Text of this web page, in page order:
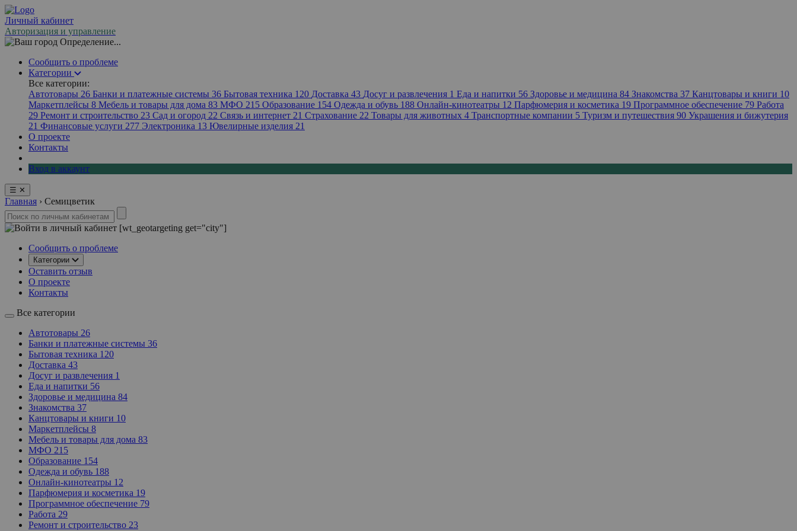
Личный кабинет
Авторизация и управление
Определение...
Сообщить о проблеме
Категории
Все категории:
Автотовары 26 Банки и платежные системы 36 Бытовая техника 120 Доставка 43 Досуг и развлечения 1 Еда и напитки 56 Здоровье и медицина 84 Знакомства 37 Канцтовары и книги 10
Маркетплейсы 8 Мебель и товары для дома 83 МФО 215 Образование 154 Одежда и обувь 188 Онлайн-кинотеатры 12 Парфюмерия и косметика 19 Программное обеспечение 79 Работа
29 Ремонт и строительство 23 Сад и огород 22 Связь и интернет 21 Страхование 22 Товары для животных 4 Транспортные компании 5 Туризм и путешествия 90 Украшения и бижутерия
21 Финансовые услуги 277 Электроника 13 Ювелирные изделия 21
О проекте
Контакты
Вход в аккаунт
☰ ✕
Главная › Семицветик
[wt_geotargeting get="city"]
Сообщить о проблеме
Категории
Оставить отзыв
О проекте
Контакты
Все категории
Автотовары 26
Банки и платежные системы 36
Бытовая техника 120
Доставка 43
Досуг и развлечения 1
Еда и напитки 56
Здоровье и медицина 84
Знакомства 37
Канцтовары и книги 10
Маркетплейсы 8
Мебель и товары для дома 83
МФО 215
Образование 154
Одежда и обувь 188
Онлайн-кинотеатры 12
Парфюмерия и косметика 19
Программное обеспечение 79
Работа 29
Ремонт и строительство 23